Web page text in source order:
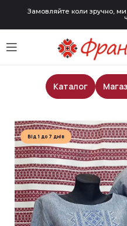
Замовляйте коли зручно,
Каталог
Парні вишиванки
Від 1 до 7 днів